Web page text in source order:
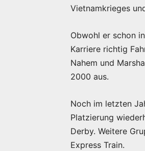
Vietnamkrieges
Obwohl er schon
Karriere richtig
Nahem und
2000 aus.
Noch im letzten
Platzierung
Derby. Weitere
Express Train.